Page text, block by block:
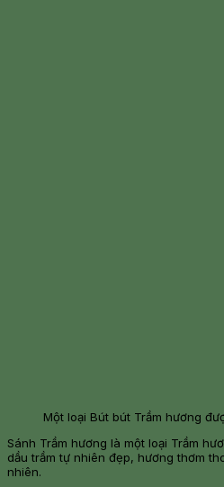
Một loại Bút bút Trầm hương
Sánh Trầm hương là một loại Trầm
dầu trầm tự nhiên đẹp, hương thơm
nhiên.